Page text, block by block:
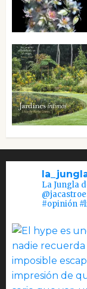
La Jungla
#opinión